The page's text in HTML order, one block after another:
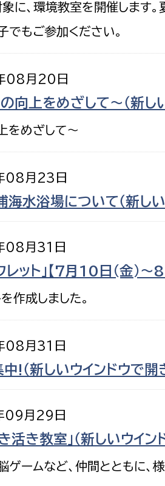
課
課
課
に、環境教室を開催します
もご参加ください。
08月20日
向上をめざして～（新し
をめざして～
08月23日
水浴場について（新しい
08月31日
ット」【7月10日(金)～
作成しました。
08月31日
!（新しいウインドウで開
09月29日
き教室」（新しいウイン
ゲームなど、仲間とともに